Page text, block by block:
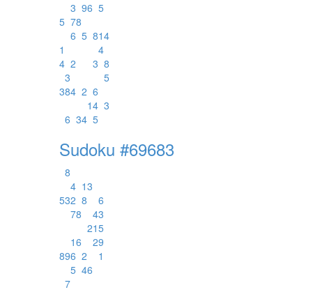
3 96 5
5 78
6 5 814
1
4
4 2 3 8
3
5
384 2 6
14 3
6 34 5
Sudoku #69683
8
4 13
532 8
6
78 43
215
16 29
896 2
1
5 46
7